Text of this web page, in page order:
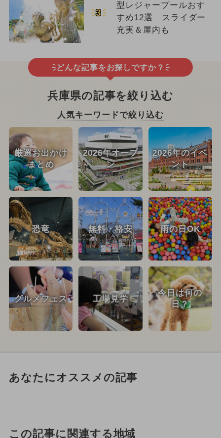
3
型レジャープールおす
すめ12選 スライダー
充実＆屋内も
どんな記事をお探しですか？
兵庫県の記事を絞り込む
人気キーワードで絞り込む
厳選お出かけ
まとめ
2026年オープ
ン
2026年のイベ
ント
恐竜 無料・格安 雨の日OK
グルメフェス 工場見学
今日は何の
日？
あなたにオススメの記事
この記事に関連する地域